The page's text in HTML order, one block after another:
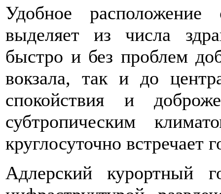
Удобное
выделяет из числа
быстро и без проблем
вокзала, так и до
спокойствия и
субтропическим
круглосуточно встречает
Адлерский курортный